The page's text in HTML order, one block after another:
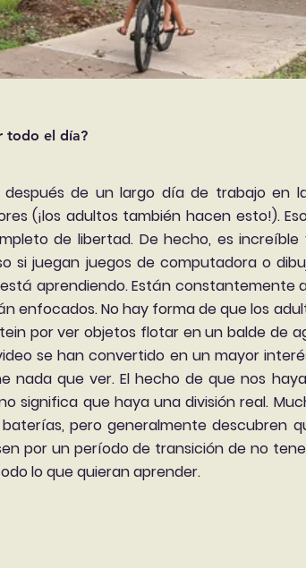
todo el día?
de un largo día de trabajo en
(¡los adultos también hacen esto!).
de libertad. De hecho, es increíble
si juegan juegos de computadora o
aprendiendo. Están constantemente
enfocados. No hay forma de que los
por ver objetos flotar en un balde de
se han convertido en un mayor
que ver. El hecho de que nos
significa que haya una división real.
pero generalmente descubren
por un período de transición de no
lo que quieran aprender.